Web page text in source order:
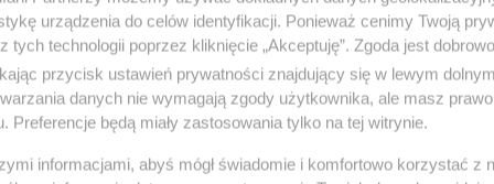
ogłoszenie nie istnieje lub nie jest jeszcze
urządzenia do celów identyfikacji. Ponieważ cenimy Twoją
tych technologii poprzez kliknięcie „Akceptuję”. Zgoda jest
przycisk ustawień prywatności znajdujący się w lewym
danych nie wymagają zgody użytkownika, ale masz
Preferencje będą miały zastosowania tylko na tej witrynie.
informacjami, abyś mógł świadomie i komfortowo korzystać z